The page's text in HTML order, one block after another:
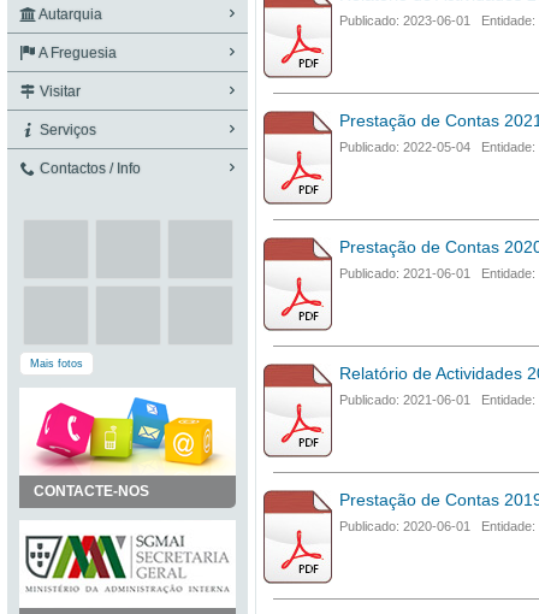
Autarquia
A Freguesia
Visitar
Serviços
Contactos / Info
Mais fotos
CONTACTE-NOS
Publicado: 2023-06-01
Prestação de Contas
Publicado: 2022-05-04
Prestação de Contas
Publicado: 2021-06-01
Relatório de Actividades
Publicado: 2021-06-01
Prestação de Contas
Publicado: 2020-06-01